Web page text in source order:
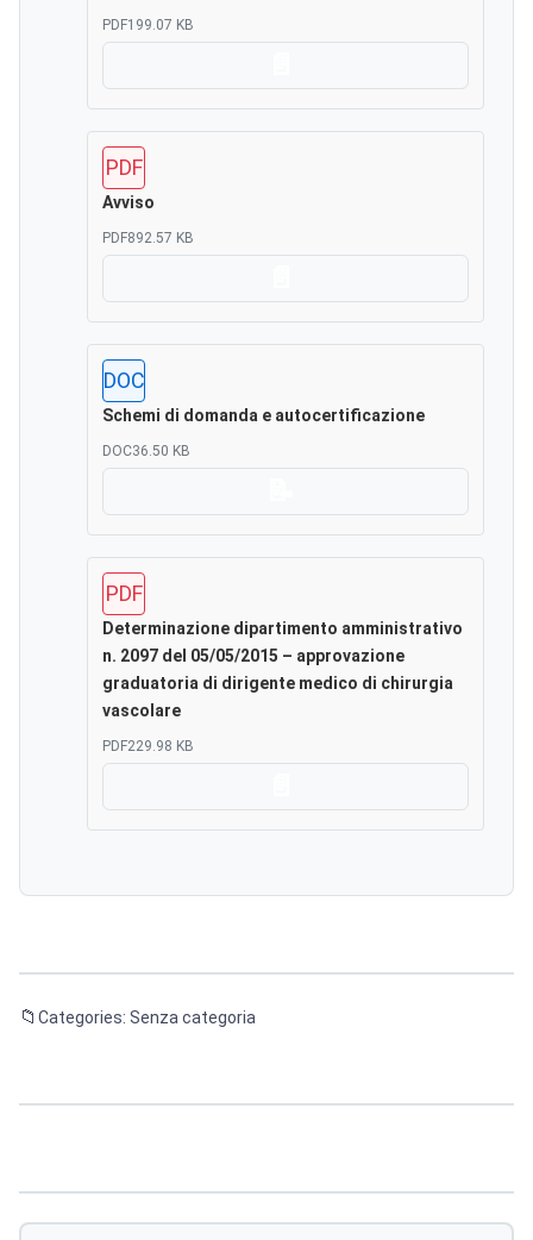
PDF199.07 KB
PDF
Avviso
PDF892.57 KB
DOC
Schemi di domanda e autocertificazione
DOC36.50 KB
PDF
Determinazione dipartimento amministrativo
n. 2097 del 05/05/2015 – approvazione
graduatoria di dirigente medico di chirurgia
vascolare
PDF229.98 KB
Categories: Senza categoria